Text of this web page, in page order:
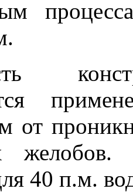
40 п.м.